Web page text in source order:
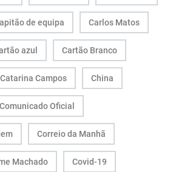
de equipa Carlos Matos
azul Cartão Branco
Catarina Campos China
Comunicado Oficial
Correio da Manhã
Machado Covid-19